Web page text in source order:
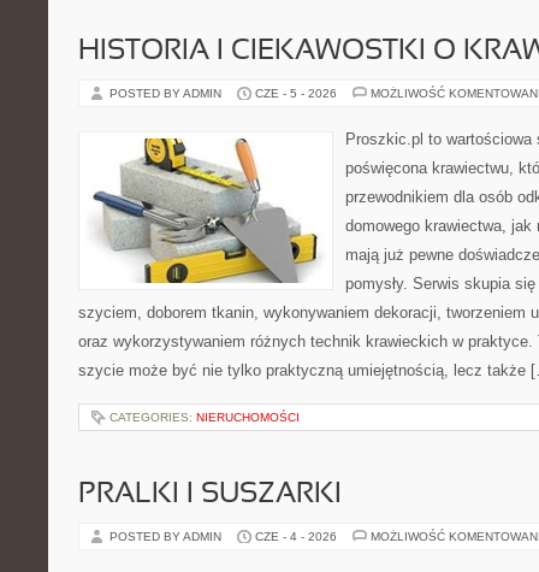
HISTORIA I CIEKAWOSTKI O
POSTED BY ADMIN CZE - 5 - 2026 MOŻLIWOŚĆ
Proszkic.pl to wartościowa
poświęcona krawiectwu,
przewodnikiem dla osób
domowego krawiectwa,
mają już pewne
pomysły. Serwis skupia
szyciem, doborem tkanin, wykonywaniem dekoracji, tworzeniem
oraz wykorzystywaniem różnych technik krawieckich w
szycie może być nie tylko praktyczną umiejętnością, lecz także
CATEGORIES: NIERUCHOMOŚCI
PRALKI I SUSZARKI
POSTED BY ADMIN CZE - 4 - 2026 MOŻLIWOŚĆ